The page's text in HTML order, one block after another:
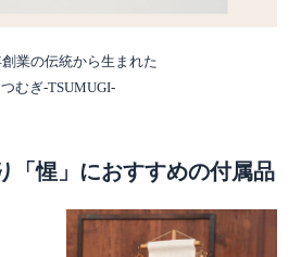
創業の伝統から生まれた
つむぎ-TSUMUGI-
「惺」におすすめの付属品